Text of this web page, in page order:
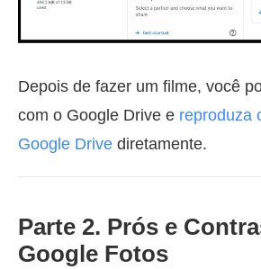
Depois de fazer um filme, você
com o Google Drive e reproduza
Google Drive diretamente.
Parte 2. Prós e
Google Fotos